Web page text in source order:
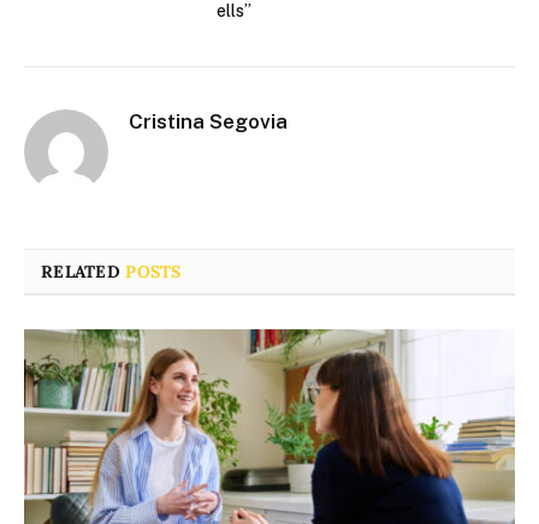
ells”
Cristina Segovia
RELATEDPOSTS